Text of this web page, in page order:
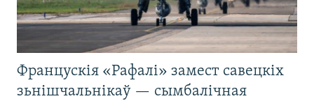
Францускія «Рафалі» замест савецкіх
зьнішчальнікаў — сымбалічная